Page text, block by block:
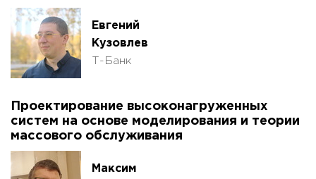
Евгений
Кузовлев
Т-Банк
Проектирование высоконагруженных
систем на основе моделирования и теории
массового обслуживания
Максим